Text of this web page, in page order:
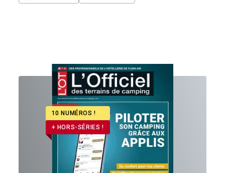
10 NUMÉROS !
+ HORS-SÉRIES !